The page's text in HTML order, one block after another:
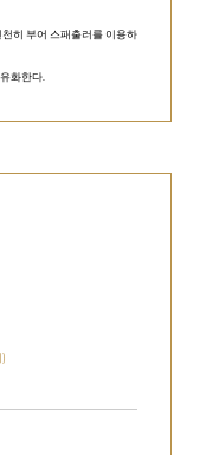
히 부어 스패출러를 이용하
화한다.